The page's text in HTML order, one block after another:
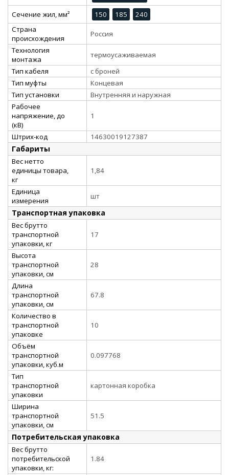
Сечение жил, мм²
150 185
240
Страна
происхождения
Россия
Технология
монтажа
термоусаживаемая
Тип кабеля
с броней
Тип муфты
Концевая
Тип установки
Внутренняя и наружная
Рабочее
напряжение, до
(кВ)
1
Штрих-код 14630019127387
Габариты
Вес нетто
единицы товара,
кг
1,84
Единица
измерения
шт
Транспортная упаковка
Вес брутто
транспортной
упаковки, кг
17
Высота
транспортной
упаковки, см
28
Длина
транспортной
упаковки, см
67.8
Количество в
транспортной
упаковке
10
Объём
транспортной
упаковки, куб.м
0.097768
Тип
транспортной
упаковки
картонная коробка
Ширина
транспортной
упаковки, см
51.5
Потребительская упаковка
Вес брутто
потребительской
упаковки, кг:
1.84